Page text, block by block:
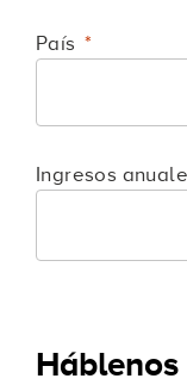
País
Ingresos